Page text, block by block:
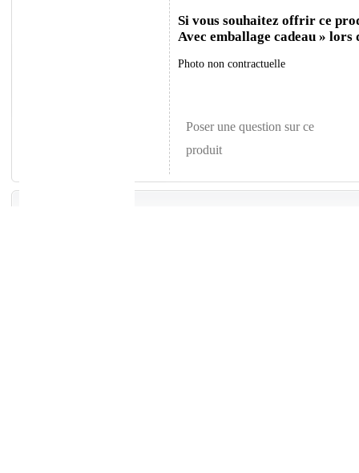
Si vous souhaitez offrir ce
Avec emballage cadeau » lors
Photo non contractuelle
Poser une question sur ce
produit